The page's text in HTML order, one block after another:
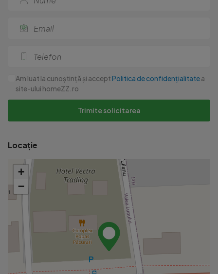
Am luat la cunoștință și acceptPolitica de confidențialitatea
site-ului homeZZ.ro
Trimite solicitarea
Locație
+
−